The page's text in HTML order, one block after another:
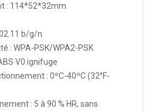
: 114*52*32mm
b/g/n
: WPA-PSK/WPA2-PSK
V0 ignifuge
: 0ºC-40ºC (32°F-
: 5 à 90 % HR, sans